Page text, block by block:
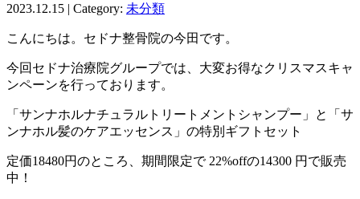
2023.12.15 | Category: 未分類
こんにちは。セドナ整骨院の今田です。
今回セドナ治療院グループでは、大変お得なクリスマスキャ
ンペーンを行っております。
「サンナホルナチュラルトリートメントシャンプー」と「サ
ンナホル髪のケアエッセンス」の特別ギフトセット
定価18480円のところ、期間限定で 22%offの14300 円で販売
中！